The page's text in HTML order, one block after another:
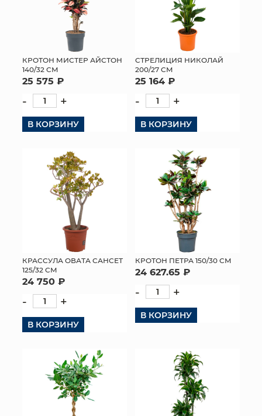
КРОТОН МИСТЕР АЙСТОН
140/32 СМ
25 575 ₽
- +
В КОРЗИНУ
СТРЕЛИЦИЯ НИКОЛАЙ
200/27 СМ
25 164 ₽
- +
В КОРЗИНУ
КРАССУЛА ОВАТА САНСЕТ
125/32 СМ
24 750 ₽
- +
В КОРЗИНУ
КРОТОН ПЕТРА 150/30 СМ
24 627.65 ₽
- +
В КОРЗИНУ